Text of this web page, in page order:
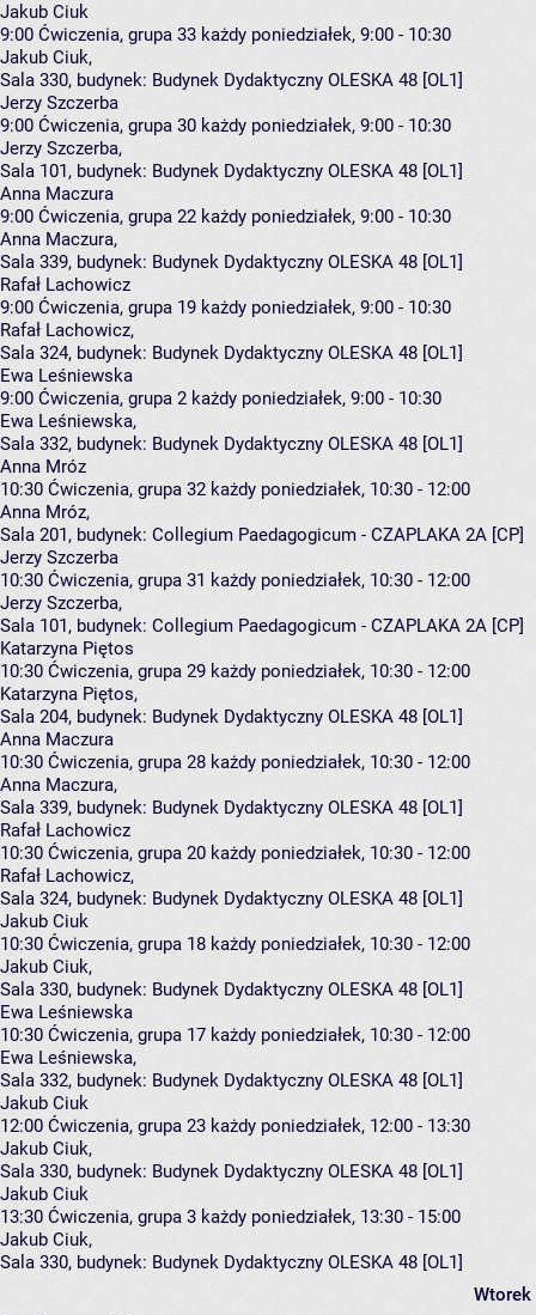
Jakub Ciuk
9:00 Ćwiczenia, grupa 33 każdy poniedziałek, 9:00 - 10:30
Jakub Ciuk,
Sala 330, budynek: Budynek Dydaktyczny OLESKA 48 [OL1]
Jerzy Szczerba
9:00 Ćwiczenia, grupa 30 każdy poniedziałek, 9:00 - 10:30
Jerzy Szczerba,
Sala 101, budynek: Budynek Dydaktyczny OLESKA 48 [OL1]
Anna Maczura
9:00 Ćwiczenia, grupa 22 każdy poniedziałek, 9:00 - 10:30
Anna Maczura,
Sala 339, budynek: Budynek Dydaktyczny OLESKA 48 [OL1]
Rafał Lachowicz
9:00 Ćwiczenia, grupa 19 każdy poniedziałek, 9:00 - 10:30
Rafał Lachowicz,
Sala 324, budynek: Budynek Dydaktyczny OLESKA 48 [OL1]
Ewa Leśniewska
9:00 Ćwiczenia, grupa 2 każdy poniedziałek, 9:00 - 10:30
Ewa Leśniewska,
Sala 332, budynek: Budynek Dydaktyczny OLESKA 48 [OL1]
Anna Mróz
10:30 Ćwiczenia, grupa 32 każdy poniedziałek, 10:30 - 12:00
Anna Mróz,
Sala 201, budynek: Collegium Paedagogicum - CZAPLAKA 2A [CP]
Jerzy Szczerba
10:30 Ćwiczenia, grupa 31 każdy poniedziałek, 10:30 - 12:00
Jerzy Szczerba,
Sala 101, budynek: Collegium Paedagogicum - CZAPLAKA 2A [CP]
Katarzyna Piętos
10:30 Ćwiczenia, grupa 29 każdy poniedziałek, 10:30 - 12:00
Katarzyna Piętos,
Sala 204, budynek: Budynek Dydaktyczny OLESKA 48 [OL1]
Anna Maczura
10:30 Ćwiczenia, grupa 28 każdy poniedziałek, 10:30 - 12:00
Anna Maczura,
Sala 339, budynek: Budynek Dydaktyczny OLESKA 48 [OL1]
Rafał Lachowicz
10:30 Ćwiczenia, grupa 20 każdy poniedziałek, 10:30 - 12:00
Rafał Lachowicz,
Sala 324, budynek: Budynek Dydaktyczny OLESKA 48 [OL1]
Jakub Ciuk
10:30 Ćwiczenia, grupa 18 każdy poniedziałek, 10:30 - 12:00
Jakub Ciuk,
Sala 330, budynek: Budynek Dydaktyczny OLESKA 48 [OL1]
Ewa Leśniewska
10:30 Ćwiczenia, grupa 17 każdy poniedziałek, 10:30 - 12:00
Ewa Leśniewska,
Sala 332, budynek: Budynek Dydaktyczny OLESKA 48 [OL1]
Jakub Ciuk
12:00 Ćwiczenia, grupa 23 każdy poniedziałek, 12:00 - 13:30
Jakub Ciuk,
Sala 330, budynek: Budynek Dydaktyczny OLESKA 48 [OL1]
Jakub Ciuk
13:30 Ćwiczenia, grupa 3 każdy poniedziałek, 13:30 - 15:00
Jakub Ciuk,
Sala 330, budynek: Budynek Dydaktyczny OLESKA 48 [OL1]
Wtorek